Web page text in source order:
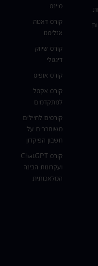
סיינס
קורס דאטה
אנליסט
קורס שיווק
דיגטלי
קורס אופיס
קורס אקסל
למתקדמים
קורסים לחיילים
משוחררים על
חשבון הפיקדון
קורס ChatGPT
ועקרונות הבינה
המלאכותית